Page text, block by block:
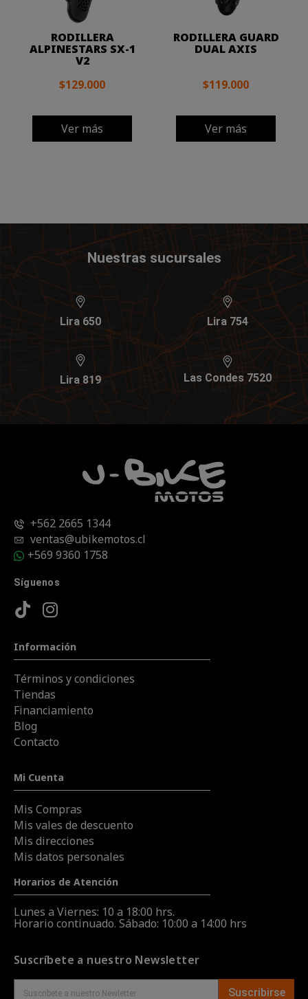
RODILLERA
ALPINESTARS SX-1
V2
$129.000
Ver más
RODILLERA GUARD
DUAL AXIS
$119.000
Ver más
Nuestras sucursales
Lira 650 Lira 754
Lira 819 Las Condes 7520
+562 2665 1344
ventas@ubikemotos.cl
+569 9360 1758
Síguenos
Información
Términos y condiciones
Tiendas
Financiamiento
Blog
Contacto
Mi Cuenta
Mis Compras
Mis vales de descuento
Mis direcciones
Mis datos personales
Horarios de Atención
Lunes a Viernes: 10 a 18:00 hrs.
Horario continuado. Sábado: 10:00 a 14:00 hrs
Suscríbete a nuestro Newsletter
Suscribirse